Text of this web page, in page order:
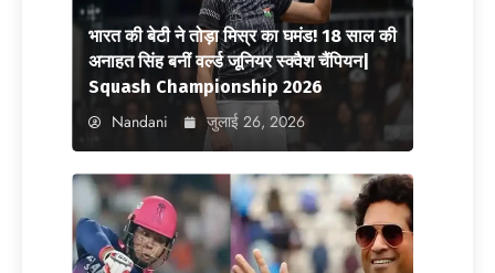
भारत की बेटी ने तोड़ा मिस्र का घमंड! 18 साल की
अनाहत सिंह बनीं वर्ल्ड जूनियर स्क्वैश चैंपियन|
Squash Championship 2026
Nandani जुलाई 26, 2026